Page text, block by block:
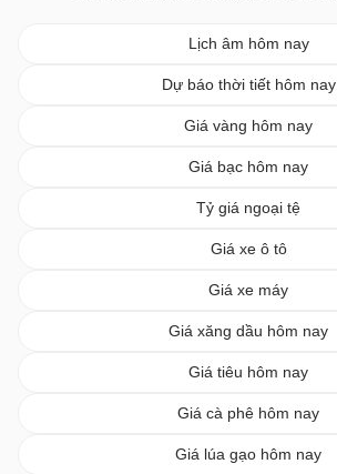
Lịch âm hôm nay
Dự báo thời tiết hôm nay
Giá vàng hôm nay
Giá bạc hôm nay
Tỷ giá ngoại tệ
Giá xe ô tô
Giá xe máy
Giá xăng dầu hôm nay
Giá tiêu hôm nay
Giá cà phê hôm nay
Giá lúa gạo hôm nay